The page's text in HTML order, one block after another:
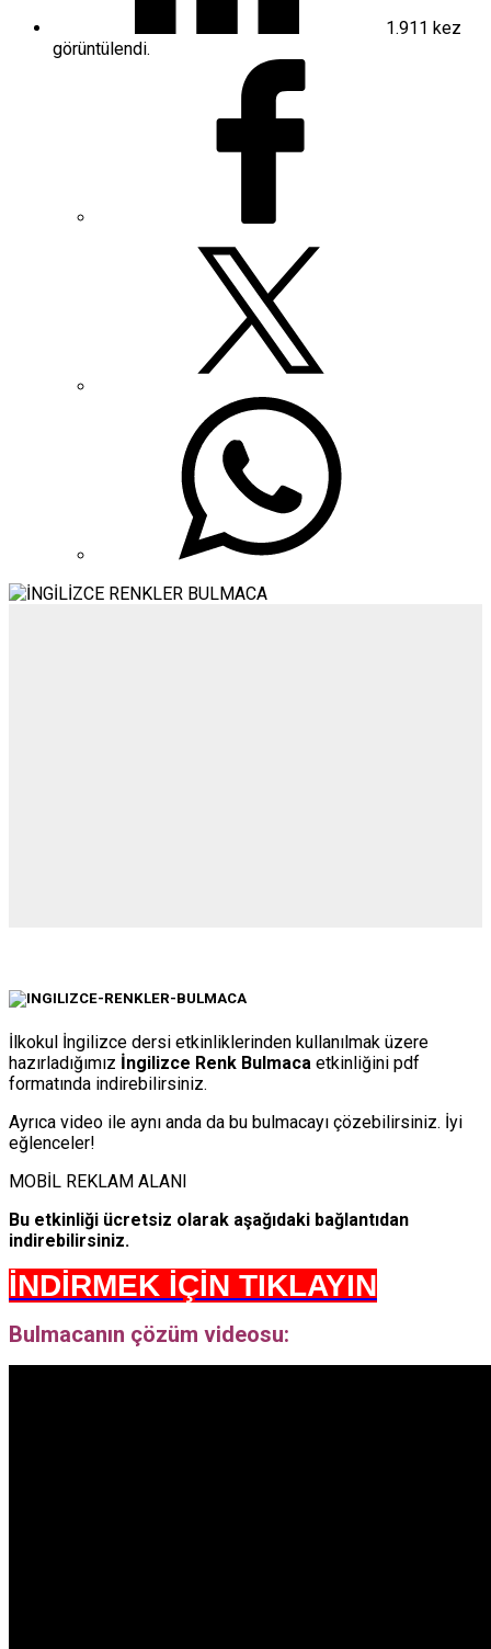
1.911 kez
görüntülendi.
İlkokul İngilizce dersi etkinliklerinden kullanılmak üzere
hazırladığımız İngilizce Renk Bulmaca etkinliğini pdf
formatında indirebilirsiniz.
Ayrıca video ile aynı anda da bu bulmacayı çözebilirsiniz. İyi
eğlenceler!
MOBİL REKLAM ALANI
Bu etkinliği ücretsiz olarak aşağıdaki bağlantıdan
indirebilirsiniz.
İNDİRMEK İÇİN TIKLAYIN
Bulmacanın çözüm videosu: